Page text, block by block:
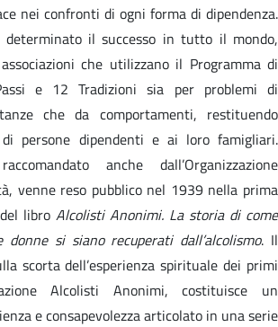
nei confronti di ogni forma di dipendenza.
il successo in tutto il mondo,
che utilizzano il Programma di
e 12 Tradizioni sia per problemi di
che da comportamenti, restituendo
persone dipendenti e ai loro famigliari.
anche dall’Organizzazione
venne reso pubblico nel 1939 nella prima
libro Alcolisti Anonimi. La storia di come
si siano recuperati dall’alcolismo. Il
scorta dell’esperienza spirituale dei primi
Alcolisti Anonimi, costituisce un
e consapevolezza articolato in una serie